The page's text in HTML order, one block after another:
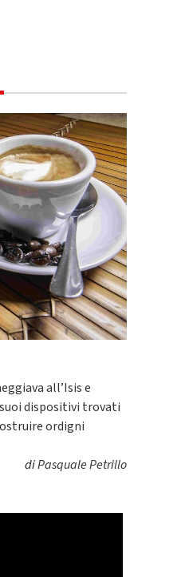
all’Isis e
dispositivi trovati
ordigni
diPasquale Petrillo